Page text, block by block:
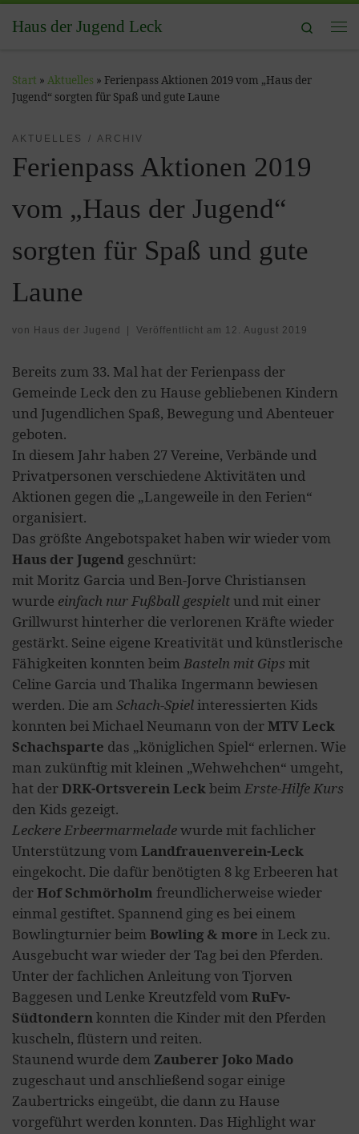
Zum Inhalt springen
Haus der Jugend Leck
Search
Start » Aktuelles » Ferienpass Aktionen 2019 vom „Haus der
Jugend“ sorgten für Spaß und gute Laune
AKTUELLES ARCHIV
Ferienpass Aktionen 2019
vom „Haus der Jugend“
sorgten für Spaß und gute
Laune
von Haus der Jugend Veröffentlicht am 12. August 2019
Bereits zum 33. Mal hat der Ferienpass der
Gemeinde Leck den zu Hause gebliebenen Kindern
und Jugendlichen Spaß, Bewegung und Abenteuer
geboten.
In diesem Jahr haben 27 Vereine, Verbände und
Privatpersonen verschiedene Aktivitäten und
Aktionen gegen die „Langeweile in den Ferien“
organisiert.
Das größte Angebotspaket haben wir wieder vom
Haus der Jugend geschnürt:
mit Moritz Garcia und Ben-Jorve Christiansen
wurde einfach nur Fußball gespieltund mit einer
Grillwurst hinterher die verlorenen Kräfte wieder
gestärkt. Seine eigene Kreativität und künstlerische
Fähigkeiten konnten beim Basteln mit Gips mit
Celine Garcia und Thalika Ingermann bewiesen
werden. Die am Schach-Spiel interessierten Kids
konnten bei Michael Neumann von derMTV Leck
Schachsparte das „königlichen Spiel“ erlernen. Wie
man zukünftig mit kleinen „Wehwehchen“ umgeht,
hat derDRK-Ortsverein Leck beim Erste-Hilfe Kurs
den Kids gezeigt.
Leckere Erbeermarmeladewurde mit fachlicher
Unterstützung vom Landfrauenverein-Leck
eingekocht. Die dafür benötigten 8 kg Erbeeren hat
derHof Schmörholm freundlicherweise wieder
einmal gestiftet. Spannend ging es bei einem
Bowlingturnier beim Bowling & more in Leck zu.
Ausgebucht war wieder der Tag bei den Pferden.
Unter der fachlichen Anleitung von Tjorven
Baggesen und Lenke Kreutzfeld vom RuFv-
Südtondern konnten die Kinder mit den Pferden
kuscheln, flüstern und reiten.
Staunend wurde dem Zauberer Joko Mado
zugeschaut und anschließend sogar einige
Zaubertricks eingeübt, die dann zu Hause
vorgeführt werden konnten. Das Highlight war